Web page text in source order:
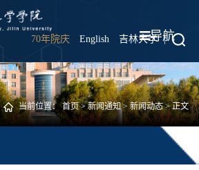
70年院庆 English 吉林大学 |
导航
当前位置：首页>新闻通知>新闻动态> 正文